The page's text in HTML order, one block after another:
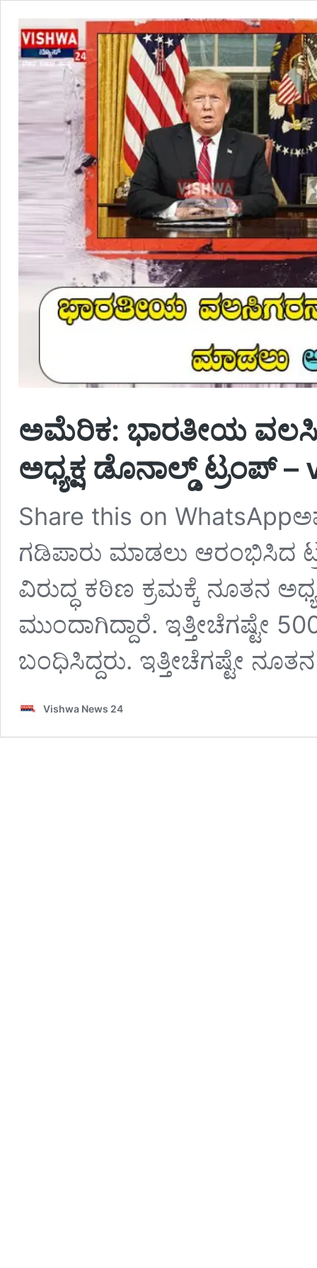
ಅಮೆರಿಕ: ಭಾರತೀಯ
ಅಧ್ಯಕ್ಷ ಡೊನಾಲ್ಡ್​ ಟ್ರಂಪ್
Share this on
ಗಡಿಪಾರು ಮಾಡಲು
ವಿರುದ್ಧ ಕಠಿಣ ಕ್ರಮಕ್ಕೆ ನೂತನ
ಮುಂದಾಗಿದ್ದಾರೆ. ಇತ್ತೀಚೆಗಷ್ಟೇ
ಬಂಧಿಸಿದ್ದರು. ಇತ್ತೀಚೆಗಷ್ಟೇ
Vishwa News 24